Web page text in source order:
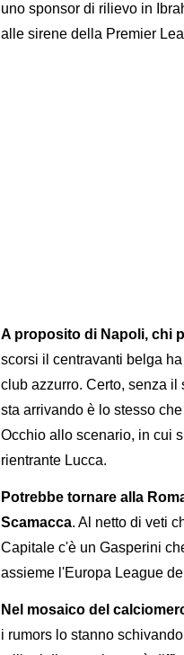
uno sponsor di rilievo in
alle sirene della Premier
A proposito di Napoli, chi
scorsi il centravanti belga
club azzurro. Certo, senza
sta arrivando è lo stesso
Occhio allo scenario, in cui
rientrante Lucca.
Potrebbe tornare alla
Scamacca. Al netto di veti
Capitale c'è un Gasperini
assieme l'Europa League
Nel mosaico del
i rumors lo stanno